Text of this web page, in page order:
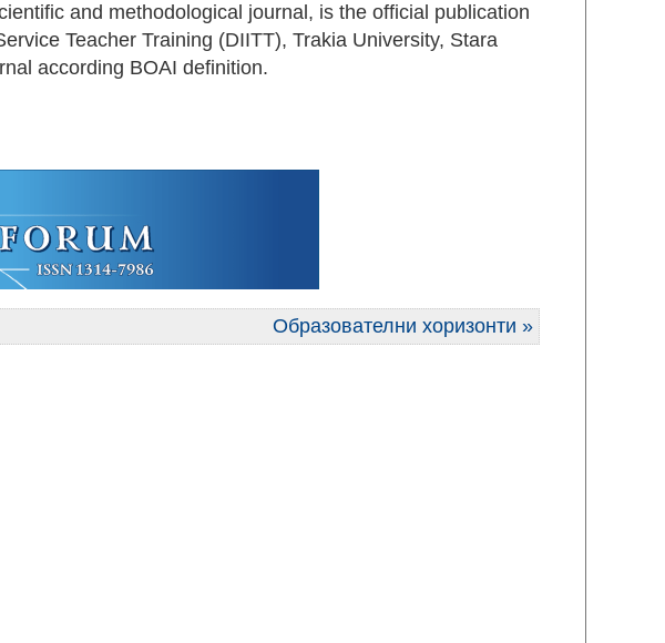
and methodological journal, is the official publication
Teacher Training (DIITT), Trakia University, Stara
according BOAI definition.
Образователни хоризонти »